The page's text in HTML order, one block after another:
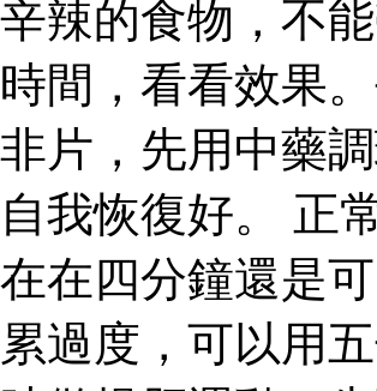
辛辣的食物，不
時間，看看效果
非片，先用中藥
自我恢復好。 正
在在四分鐘還是
累過度，可以用